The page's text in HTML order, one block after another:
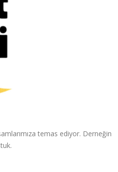
temas ediyor. Derneğin